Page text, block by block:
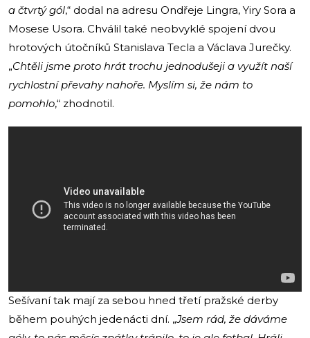
a čtvrtý gól,“ dodal na adresu Ondřeje Lingra, Yiry Sora a
Mosese Usora. Chválil také neobvyklé spojení dvou
hrotových útočníků Stanislava Tecla a Václava Jurečky.
„Chtěli jsme proto hrát trochu jednodušeji a využít naší
rychlostní převahy nahoře. Myslím si, že nám to
pomohlo,“ zhodnotil.
Sešívaní tak mají za sebou hned třetí pražské derby
během pouhých jedenácti dní. „Jsem rád, že dáváme